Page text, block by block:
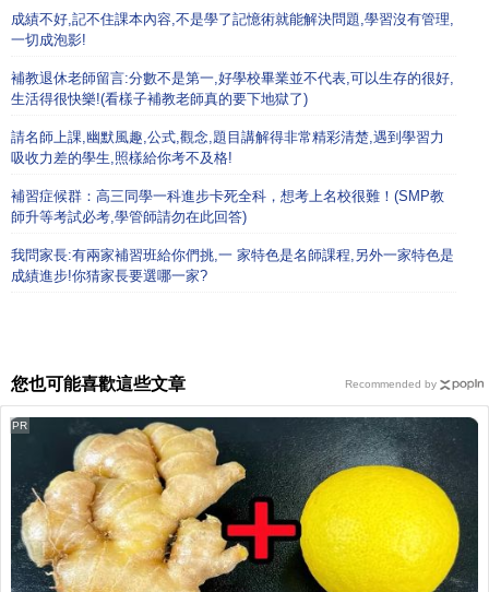
成績不好,記不住課本內容,不是學了記憶術就能解決問題,學習沒有管理,
一切成泡影!
補教退休老師留言:分數不是第一,好學校畢業並不代表,可以生存的很好,
生活得很快樂!(看樣子補教老師真的要下地獄了)
請名師上課,幽默風趣,公式,觀念,題目講解得非常精彩清楚,遇到學習力
吸收力差的學生,照樣給你考不及格!
補習症候群：高三同學一科進步卡死全科，想考上名校很難！(SMP教
師升等考試必考,學管師請勿在此回答)
我問家長:有兩家補習班給你們挑,一 家特色是名師課程,另外一家特色是
成績進步!你猜家長要選哪一家?
您也可能喜歡這些文章
PR
Recommended by